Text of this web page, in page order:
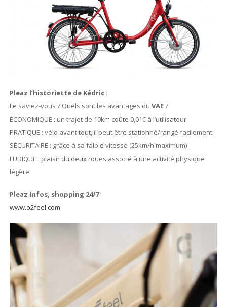
Pleaz l’historiette de Kédric:
Le saviez-vous ? Quels sont les avantages du VAE?
ÉCONOMIQUE : un trajet de 10km coûte 0,01€ à l’utilisateur
PRATIQUE : vélo avant tout, il peut être stationné/rangé facilement
SÉCURITAIRE : grâce à sa faible vitesse (25km/h maximum)
LUDIQUE : plaisir du deux roues associé à une activité physique
légère
Pleaz Infos, shopping 24/7:
www.o2feel.com